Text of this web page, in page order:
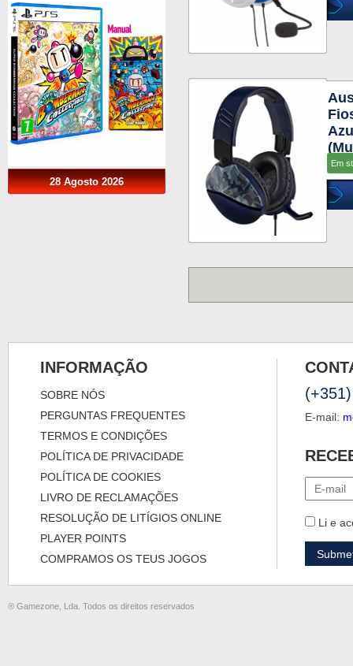
28 Agosto 2026
Em
INFORMAÇÃO
SOBRE NÓS
PERGUNTAS FREQUENTES
TERMOS E CONDIÇÕES
POLÍTICA DE PRIVACIDADE
POLÍTICA DE COOKIES
LIVRO DE RECLAMAÇÕES
RESOLUÇÃO DE LITÍGIOS ONLINE
PLAYER POINTS
COMPRAMOS OS TEUS JOGOS
E-mail:
Li e
® Gamezone, Lda. Todos os direitos reservados